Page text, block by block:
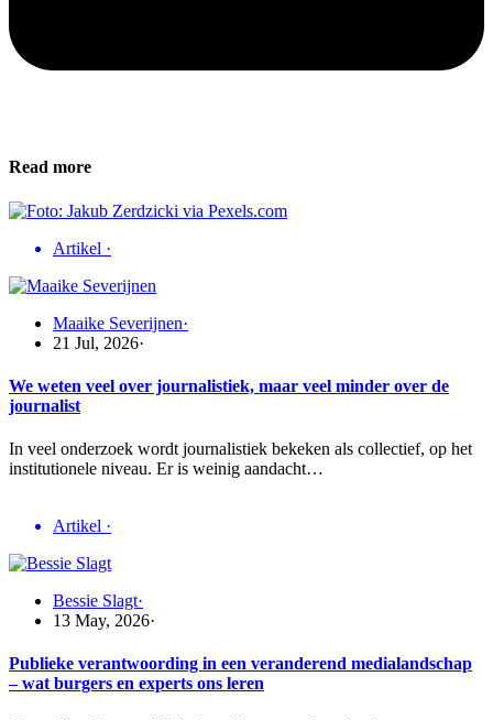
Read more
Artikel ·
Maaike Severijnen·
21 Jul, 2026·
We weten veel over journalistiek, maar veel minder over de
journalist
In veel onderzoek wordt journalistiek bekeken als collectief, op het
institutionele niveau. Er is weinig aandacht…
Artikel ·
Bessie Slagt·
13 May, 2026·
Publieke verantwoording in een veranderend medialandschap
– wat burgers en experts ons leren